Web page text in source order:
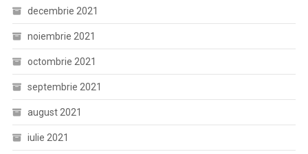
decembrie 2021
noiembrie 2021
octombrie 2021
septembrie 2021
august 2021
iulie 2021